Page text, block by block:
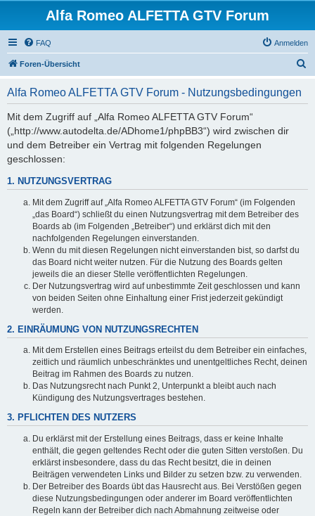
Alfa Romeo ALFETTA GTV Forum
FAQ Anmelden
Foren-Übersicht
Alfa Romeo ALFETTA GTV Forum - Nutzungsbedingungen
Mit dem Zugriff auf „Alfa Romeo ALFETTA GTV Forum“
(„http://www.autodelta.de/ADhome1/phpBB3“) wird zwischen dir
und dem Betreiber ein Vertrag mit folgenden Regelungen
geschlossen:
1. NUTZUNGSVERTRAG
Mit dem Zugriff auf „Alfa Romeo ALFETTA GTV Forum“ (im Folgenden
„das Board“) schließt du einen Nutzungsvertrag mit dem Betreiber des
Boards ab (im Folgenden „Betreiber“) und erklärst dich mit den
nachfolgenden Regelungen einverstanden.
Wenn du mit diesen Regelungen nicht einverstanden bist, so darfst du
das Board nicht weiter nutzen. Für die Nutzung des Boards gelten
jeweils die an dieser Stelle veröffentlichten Regelungen.
Der Nutzungsvertrag wird auf unbestimmte Zeit geschlossen und kann
von beiden Seiten ohne Einhaltung einer Frist jederzeit gekündigt
werden.
2. EINRÄUMUNG VON NUTZUNGSRECHTEN
Mit dem Erstellen eines Beitrags erteilst du dem Betreiber ein einfaches,
zeitlich und räumlich unbeschränktes und unentgeltliches Recht, deinen
Beitrag im Rahmen des Boards zu nutzen.
Das Nutzungsrecht nach Punkt 2, Unterpunkt a bleibt auch nach
Kündigung des Nutzungsvertrages bestehen.
3. PFLICHTEN DES NUTZERS
Du erklärst mit der Erstellung eines Beitrags, dass er keine Inhalte
enthält, die gegen geltendes Recht oder die guten Sitten verstoßen. Du
erklärst insbesondere, dass du das Recht besitzt, die in deinen
Beiträgen verwendeten Links und Bilder zu setzen bzw. zu verwenden.
Der Betreiber des Boards übt das Hausrecht aus. Bei Verstößen gegen
diese Nutzungsbedingungen oder anderer im Board veröffentlichten
Regeln kann der Betreiber dich nach Abmahnung zeitweise oder